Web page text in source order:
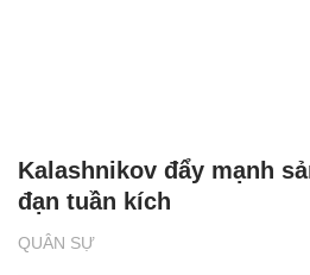
QUÂN SỰ
Kalashnikov đẩy mạnh
đạn tuần kích